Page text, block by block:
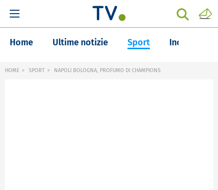
Home Ultime notizie Sport Inchieste
HOME SPORT NAPOLI BOLOGNA, PROFUMO DI CHAMPIONS